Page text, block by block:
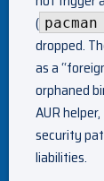
(
dropped.
as a
orphaned
AUR
security
liabilities.